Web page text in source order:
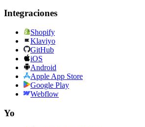
Integraciones
Shopify
Klaviyo
GitHub
iOS
Android
Apple App Store
Google Play
Webflow
Yo